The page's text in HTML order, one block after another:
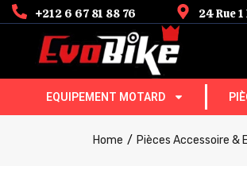
+212 6 67 81 88 76 24 Rue
EQUIPEMENT MOTARD
Home Pièces Accessoire &